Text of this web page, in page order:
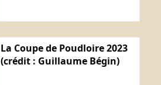
La Coupe de Poudloire 2023
(crédit : Guillaume Bégin)